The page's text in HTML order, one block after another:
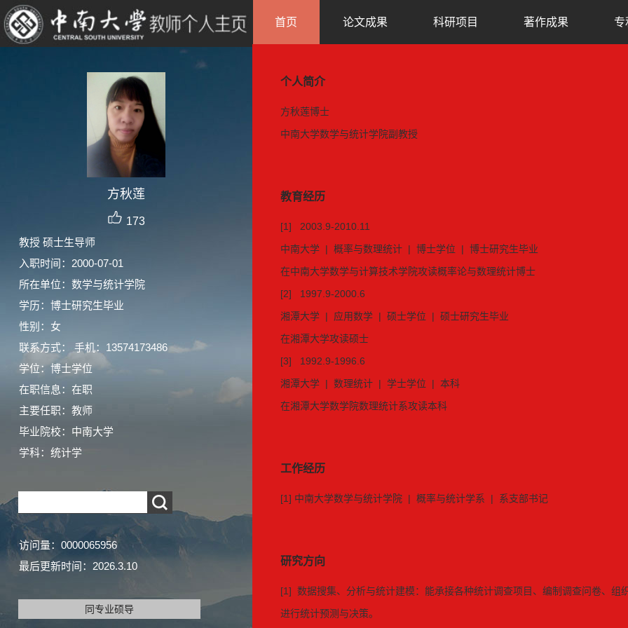
方秋莲
173
教授 硕士生导师
入职时间：2000-07-01
所在单位：数学与统计学院
学历：博士研究生毕业
性别：女
联系方式： 手机：13574173486
学位：博士学位
在职信息：在职
主要任职：教师
毕业院校：中南大学
学科：统计学
访问量： 0000065956
最后更新时间： 2026.3.10
同专业硕导
首页 论文成果 科研项目 著作成果 专
个人简介
方秋莲博士
中南大学数学与统计学院副教授
教育经历
[1] 2003.9-2010.11
中南大学 | 概率与数理统计 | 博士学位 | 博士研究生毕业
在中南大学数学与计算技术学院攻读概率论与数理统计博士
[2] 1997.9-2000.6
湘潭大学 | 应用数学 | 硕士学位 | 硕士研究生毕业
在湘潭大学攻读硕士
[3] 1992.9-1996.6
湘潭大学 | 数理统计 | 学士学位 | 本科
在湘潭大学数学院数理统计系攻读本科
工作经历
[1] 中南大学数学与统计学院 | 概率与统计学系 | 系支部书记
研究方向
[1] 数据搜集、分析与统计建模：能承接各种统计调查项目、编制调查问卷、组
进行统计预测与决策。